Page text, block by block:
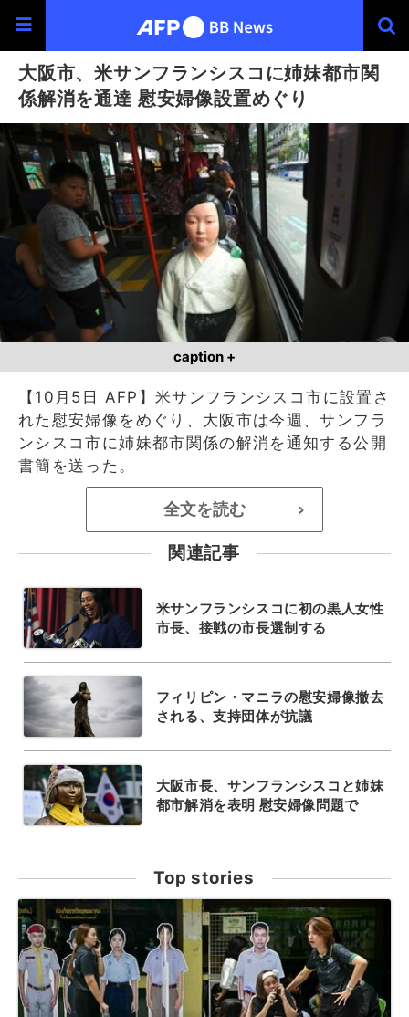
大阪市、米サンフランシスコに姉妹都市関
係解消を通達 慰安婦像設置めぐり
caption +
【10月5日 AFP】米サンフランシスコ市に設置さ
れた慰安婦像をめぐり、大阪市は今週、サンフラ
ンシスコ市に姉妹都市関係の解消を通知する公開
書簡を送った。
全文を読む >
関連記事
米サンフランシスコに初の黒人女性
市長、接戦の市長選制する
フィリピン・マニラの慰安婦像撤去
される、支持団体が抗議
大阪市長、サンフランシスコと姉妹
都市解消を表明 慰安婦像問題で
Top stories